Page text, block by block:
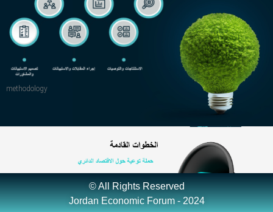
methodology
© All Rights Reserved
Jordan Economic Forum - 2024